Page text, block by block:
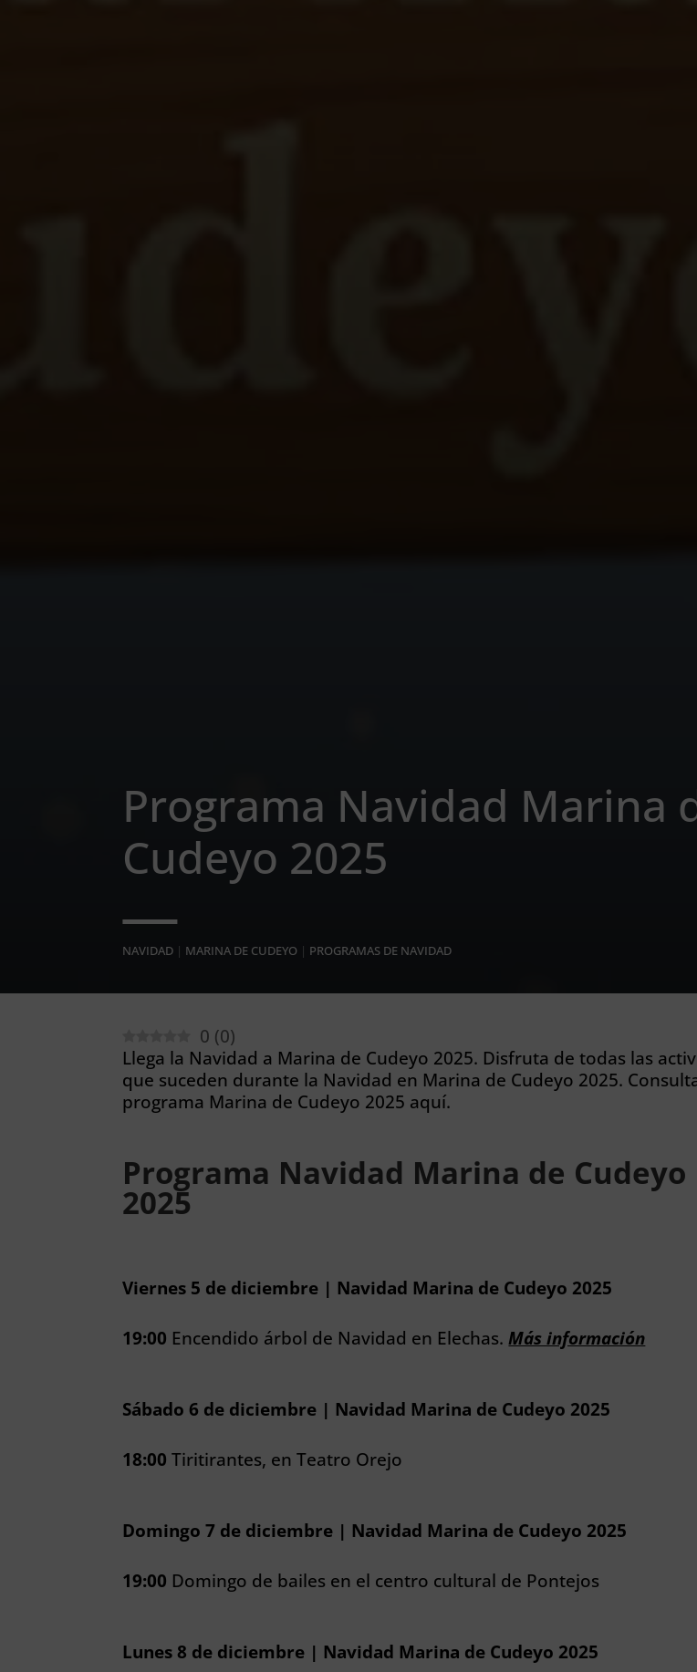
Programa Navidad Marina
Cudeyo 2025
NAVIDAD | MARINA DE CUDEYO | PROGRAMAS DE NAVIDAD
0 (0)
Llega la Navidad a Marina de Cudeyo 2025. Disfruta de todas las
que suceden durante la Navidad en Marina de Cudeyo 2025.
programa Marina de Cudeyo 2025 aquí.
Programa Navidad Marina de Cudeyo
2025
Viernes 5 de diciembre | Navidad Marina de Cudeyo 2025
19:00 Encendido árbol de Navidad en Elechas.Más información
Sábado 6 de diciembre | Navidad Marina de Cudeyo 2025
18:00 Tiritirantes, en Teatro Orejo
Domingo 7 de diciembre | Navidad Marina de Cudeyo 2025
19:00 Domingo de bailes en el centro cultural de Pontejos
Lunes 8 de diciembre | Navidad Marina de Cudeyo 2025